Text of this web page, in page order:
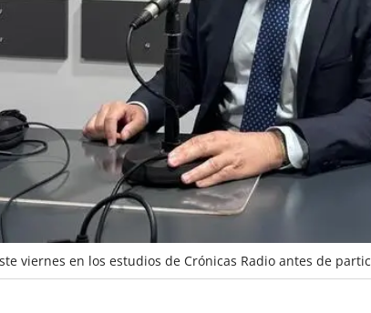
viernes en los estudios de Crónicas Radio antes de